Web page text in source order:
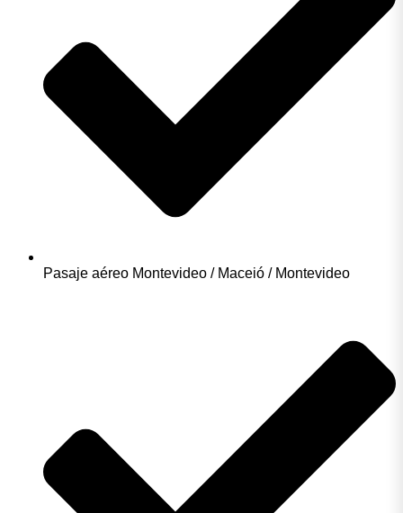
Pasaje aéreo Montevideo / Maceió / Montevideo